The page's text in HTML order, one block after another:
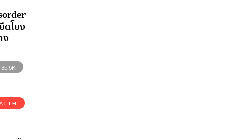
ดโยง
ง
35.5K